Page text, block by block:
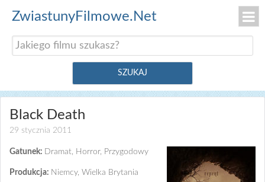
ZwiastunyFilmowe.Net
Black Death
29 stycznia 2011
Gatunek: Dramat, Horror, Przygodowy
Produkcja: Niemcy, Wielka Brytania